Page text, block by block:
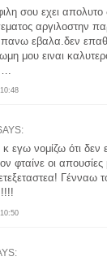
σου εχει απολυτο
αργιλοστην
πανω εβαλα.δεν
μου ειναι
εγω νομίζω ότι δεν
φταίνε οι
Γένναω